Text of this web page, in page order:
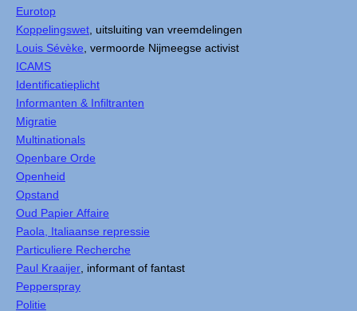
Eurotop
Koppelingswet , uitsluiting van vreemdelingen
Louis Sévèke , vermoorde Nijmeegse activist
ICAMS
Identificatieplicht
Informanten & Infiltranten
Migratie
Multinationals
Openbare Orde
Openheid
Opstand
Oud Papier Affaire
Paola, Italiaanse repressie
Particuliere Recherche
Paul Kraaijer , informant of fantast
Pepperspray
Politie